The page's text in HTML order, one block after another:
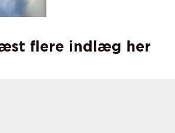
flere indlæg her